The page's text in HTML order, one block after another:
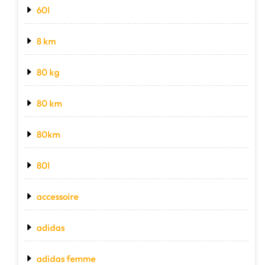
60l
8 km
80 kg
80 km
80km
80l
accessoire
adidas
adidas femme